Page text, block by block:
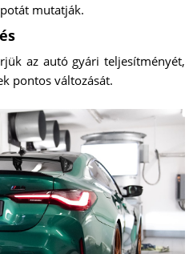
mutatják.
az autó gyári teljesítményét,
pontos változását.